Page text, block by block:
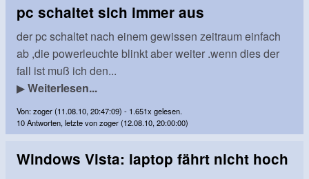
pc schaltet sich immer aus
der pc schaltet nach einem gewissen zeitraum einfach
ab ,die powerleuchte blinkt aber weiter .wenn dies der
fall ist muß ich den...
▶Weiterlesen...
Von: zoger (11.08.10, 20:47:09) - 1.651x gelesen.
10 Antworten, letzte von zoger (12.08.10, 20:00:00)
Windows Vista: laptop fährt nicht hoch